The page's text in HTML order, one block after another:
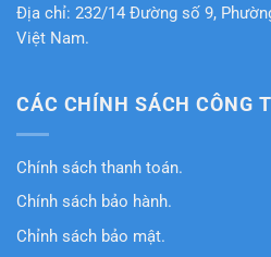
Địa chỉ: 232/14 Đường số 9,
Việt Nam.
CÁC CHÍNH SÁCH CÔNG
Chính sách thanh toán.
Chính sách bảo hành.
Chỉnh sách bảo mật.